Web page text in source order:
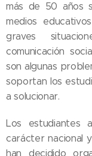
más de 50 años
medios
graves
comunicación
son algunas
soportan los
a solucionar.
Los estudiantes
carácter nacional
han decidido